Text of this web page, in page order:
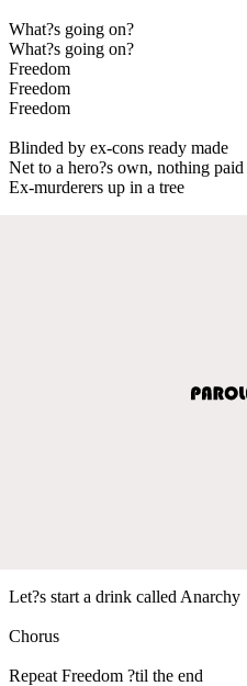
What?s going on?
What?s going on?
Freedom
Freedom
Freedom
Blinded by ex-cons ready made
Net to a hero?s own, nothing paid
Ex-murderers up in a tree
Let?s start a drink called Anarchy
Chorus
Repeat Freedom ?til the end